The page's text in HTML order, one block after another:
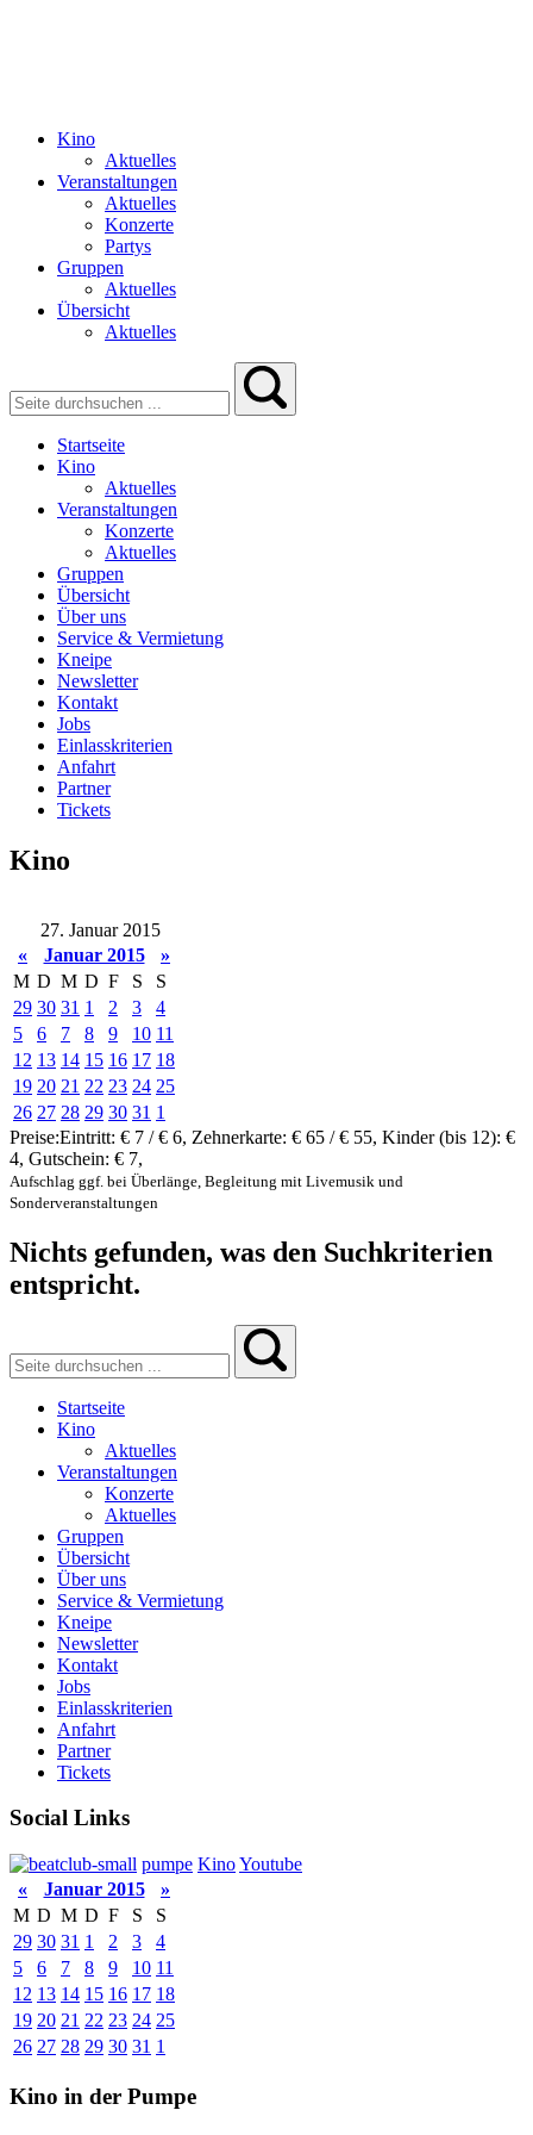
Kino
Aktuelles
Veranstaltungen
Aktuelles
Konzerte
Partys
Gruppen
Aktuelles
Übersicht
Aktuelles
Startseite
Kino
Aktuelles
Veranstaltungen
Konzerte
Aktuelles
Gruppen
Übersicht
Über uns
Service & Vermietung
Kneipe
Newsletter
Kontakt
Jobs
Einlasskriterien
Anfahrt
Partner
Tickets
Kino
27. Januar 2015
«
Januar 2015
»
M D M D F S
S
29 30 31 1 2 3
4
5
6 7 8 9 10 11
12 13 14 15 16 17 18
19 20 21 22 23 24 25
26 27 28 29 30 31 1
Preise:Eintritt: € 7 / € 6, Zehnerkarte: € 65 / € 55, Kinder (bis 12): €
4, Gutschein: € 7,
Aufschlag ggf. bei Überlänge, Begleitung mit Livemusik und
Sonderveranstaltungen
Nichts gefunden, was den Suchkriterien
entspricht.
Startseite
Kino
Aktuelles
Veranstaltungen
Konzerte
Aktuelles
Gruppen
Übersicht
Über uns
Service & Vermietung
Kneipe
Newsletter
Kontakt
Jobs
Einlasskriterien
Anfahrt
Partner
Tickets
Social Links
pumpe KinoYoutube
«
Januar 2015
»
M D M D F S
S
29 30 31 1 2 3
4
5
6 7 8 9 10 11
12 13 14 15 16 17 18
19 20 21 22 23 24 25
26 27 28 29 30 31 1
Kino in der Pumpe